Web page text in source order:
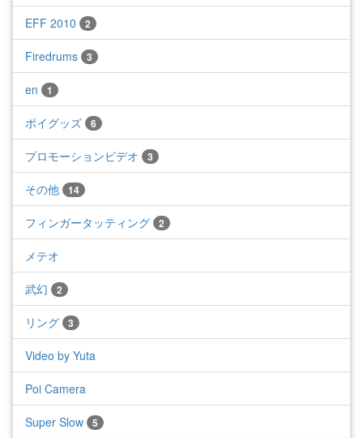
EFF 2010 2
Firedrums 3
en 1
ポイグッズ 6
プロモーションビデオ 3
その他 14
フィンガータッティング 2
メテオ
武幻 2
リング 3
Video by Yuta
Poi Camera
Super Slow 5